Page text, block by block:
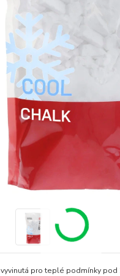
pro teplé podmínky pod